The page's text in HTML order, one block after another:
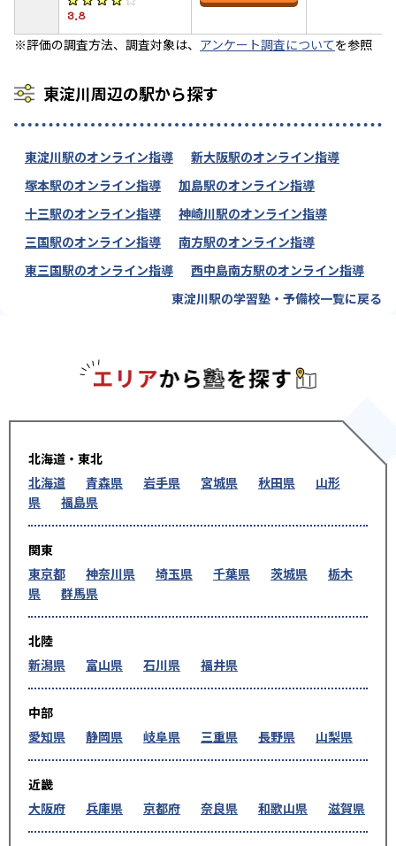
3.8
※評価の調査方法、調査対象は、 アンケート調査についてを参照
東淀川周辺の駅から探す
東淀川駅のオンライン指導
新大阪駅のオンライン指導
塚本駅のオンライン指導
加島駅のオンライン指導
十三駅のオンライン指導
神崎川駅のオンライン指導
三国駅のオンライン指導
南方駅のオンライン指導
東三国駅のオンライン指導
西中島南方駅のオンライン指導
東淀川駅の学習塾・予備校一覧に戻る
北海道・東北
北海道
青森県 岩手県 宮城県 秋田県
山形
県
福島県
関東
東京都
神奈川県 埼玉県 千葉県 茨城県
栃木
県
群馬県
北陸
新潟県
富山県 石川県 福井県
中部
愛知県
静岡県 岐阜県 三重県 長野県 山梨県
近畿
大阪府
兵庫県 京都府 奈良県 和歌山県 滋賀県